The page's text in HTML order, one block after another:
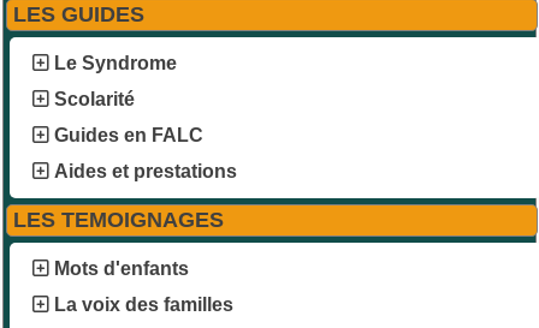
LES GUIDES
Le Syndrome
Scolarité
Guides en FALC
Aides et prestations
LES TEMOIGNAGES
Mots d'enfants
La voix des familles